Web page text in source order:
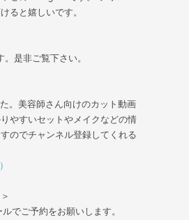
ると嬉しいです。
是非ご覧下さい。
。美容師さん向けのカット動画
やすいセットやメイクなどの情
のでチャンネル登録してくれる
ルでご予約をお願いします。